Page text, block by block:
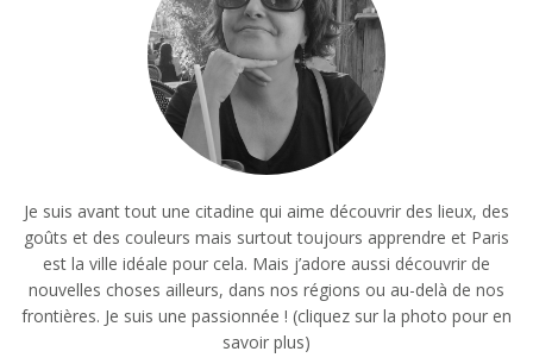
Je suis avant tout une citadine qui aime découvrir des lieux, des
goûts et des couleurs mais surtout toujours apprendre et Paris
est la ville idéale pour cela. Mais j’adore aussi découvrir de
nouvelles choses ailleurs, dans nos régions ou au-delà de nos
frontières. Je suis une passionnée ! (cliquez sur la photo pour en
savoir plus)